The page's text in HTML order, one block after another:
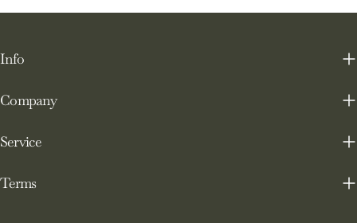
Info
Company
Service
Terms